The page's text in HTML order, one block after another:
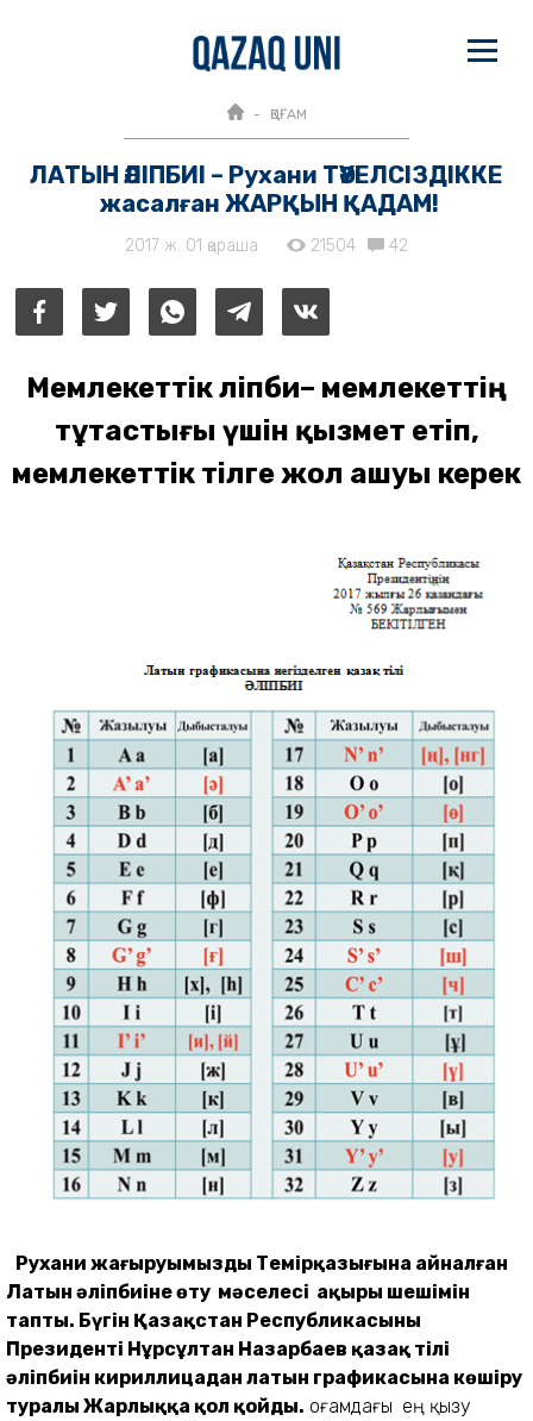
ҚОҒАМ
ЛАТЫН ӘЛІПБИІ – Рухани ТӘУЕЛСІЗДІККЕ
жасалған ЖАРҚЫН ҚАДАМ!
2017 ж. 01 қараша 21504 42
Мемлекеттік әліпби– мемлекеттің
тұтастығы үшін қызмет етіп,
мемлекеттік тілге жол ашуы керек
Рухани жаңғыруымыздың Темірқазығына айналған
Латын әліпбиіне өту мәселесі ақыры шешімін
тапты. Бүгін Қазақстан Республикасының
Президенті Нұрсұлтан Назарбаев қазақ тілі
әліпбиін кириллицадан латын графикасына көшіру
туралы Жарлыққа қол қойды. Қоғамдағы ең қызу